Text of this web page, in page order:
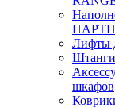
Лифты
шкафов